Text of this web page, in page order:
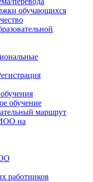
обучающихся
обучение
маршрут
на
работников